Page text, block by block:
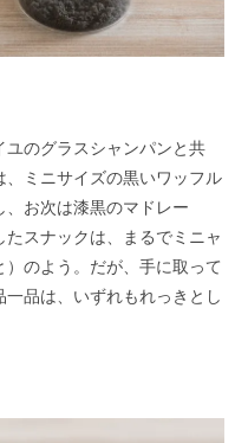
ユのグラスシャンパンと共
ミニサイズの黒いワッフル
、お次は漆黒のマドレー
スナックは、まるでミニャ
のよう。だが、手に取って
品は、いずれもれっきとし